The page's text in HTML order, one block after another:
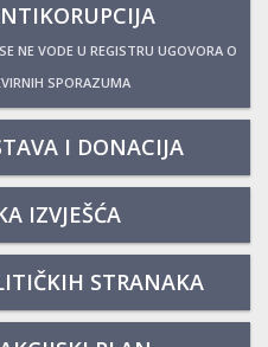
NE VODE U REGISTRU UGOVORA O
SPORAZUMA
I DONACIJA
IZVJEŠĆA
STRANAKA